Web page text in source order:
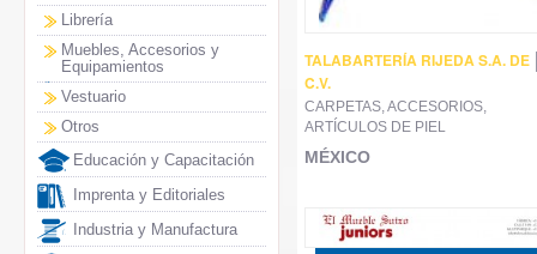
Librería
Muebles, Accesorios y
Equipamientos
Vestuario
Otros
Educación y Capacitación
Imprenta y Editoriales
Industria y Manufactura
TALABARTERÍA RIJEDA S.A. DE
C.V.
CARPETAS, ACCESORIOS,
ARTÍCULOS DE PIEL
MÉXICO